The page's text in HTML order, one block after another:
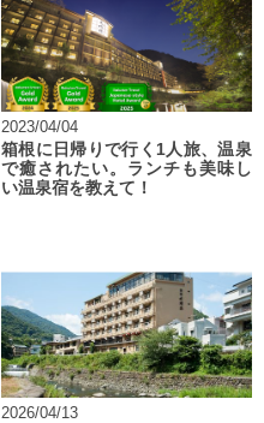
2023/04/04
箱根に日帰りで行く1人旅、温泉
で癒されたい。ランチも美味し
い温泉宿を教えて！
2026/04/13